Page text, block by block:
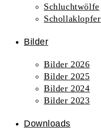
Schluchtwölfe
Schollaklopfer
Bilder
Bilder 2026
Bilder 2025
Bilder 2024
Bilder 2023
Downloads